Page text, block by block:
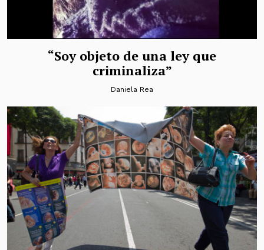
“Soy objeto de una ley que
criminaliza”
Daniela Rea